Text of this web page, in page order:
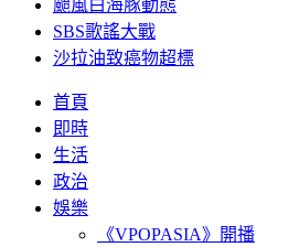
颱風白海豚動態
SBS歌謠大戰
沙拉油致癌物超標
首頁
即時
生活
政治
娛樂
《VPOPASIA》開播